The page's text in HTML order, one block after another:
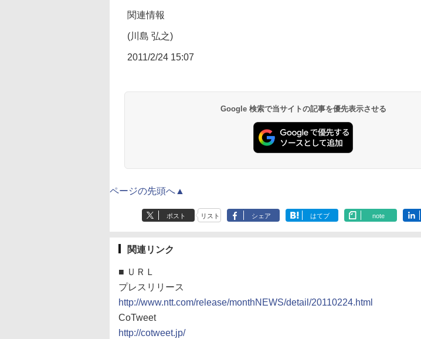
関連情報
(川島 弘之)
2011/2/24 15:07
Google 検索で当サイトの記事を優先表示させる
ページの先頭へ▲
ポスト リスト シェア はてブ note
関連リンク
■ ＵＲＬ
プレスリリース
http://www.ntt.com/release/monthNEWS/detail/20110224.html
CoTweet
http://cotweet.jp/